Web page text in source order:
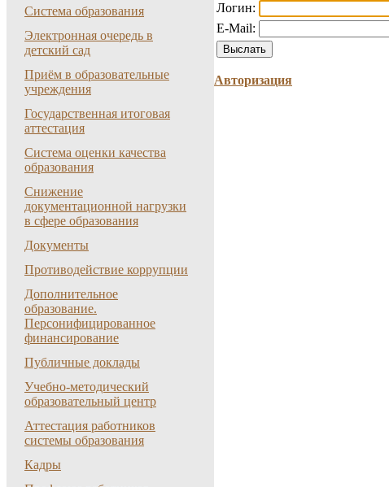
Система образования
Электронная очередь в
детский сад
Приём в образовательные
учреждения
Государственная итоговая
аттестация
Система оценки качества
образования
Снижение
документационной нагрузки
в сфере образования
Документы
Противодействие коррупции
Дополнительное
образование.
Персонифицированное
финансирование
Публичные доклады
Учебно-методический
образовательный центр
Аттестация работников
системы образования
Кадры
Логин:
E-Mail:
Авторизация